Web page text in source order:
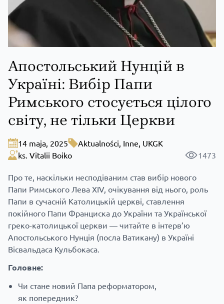
Апостольський Нунцій в
Україні: Вибір Папи
Римського стосується цілого
світу, не тільки Церкви
14 maja, 2025 Aktualności, Inne, UKGK
ks. Vitalii Boiko
1473
Про те, наскільки несподіваним став вибір нового
Папи Римського Лева XIV, очікування від нього, роль
Папи в сучасній Католицькій церкві, ставлення
покійного Папи Франциска до України та Української
греко-католицької церкви — читайте в інтерв’ю
Апостольського Нунція (посла Ватикану) в Україні
Вісвальдаса Кульбокаса.
Головне:
Чи стане новий Папа реформатором,
як попередник?